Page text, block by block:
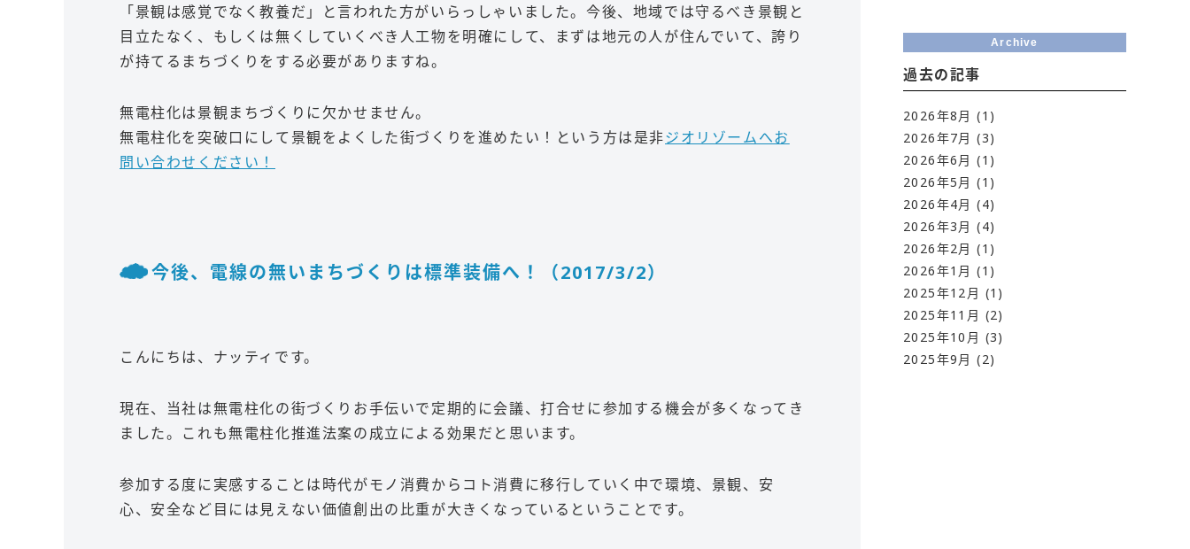
「景観は感覚でなく教養だ」と言われた方がいらっしゃいました。今後、地域では守るべき景観と
目立たなく、もしくは無くしていくべき人工物を明確にして、まずは地元の人が住んでいて、誇り
が持てるまちづくりをする必要がありますね。
無電柱化は景観まちづくりに欠かせません。
無電柱化を突破口にして景観をよくした街づくりを進めたい！という方は是非ジオリゾームへお
問い合わせください！
今後、電線の無いまちづくりは標準装備へ！（2017/3/2）
こんにちは、ナッティです。
現在、当社は無電柱化の街づくりお手伝いで定期的に会議、打合せに参加する機会が多くなってき
ました。これも無電柱化推進法案の成立による効果だと思います。
参加する度に実感することは時代がモノ消費からコト消費に移行していく中で環境、景観、安
心、安全など目には見えない価値創出の比重が大きくなっているということです。
Archive
過去の記事
2026年8月 (1)
2026年7月 (3)
2026年6月 (1)
2026年5月 (1)
2026年4月 (4)
2026年3月 (4)
2026年2月 (1)
2026年1月 (1)
2025年12月 (1)
2025年11月 (2)
2025年10月 (3)
2025年9月 (2)